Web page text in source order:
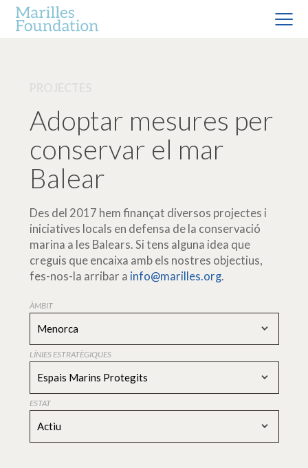
Adoptar mesures per
conservar el mar
Balear
Des del 2017 hem finançat diversos projectes i
iniciatives locals en defensa de la conservació
marina a les Balears. Si tens alguna idea que
creguis que encaixa amb els nostres objectius,
fes-nos-la arribar a info@marilles.org.
ÀMBIT
Menorca
LÍNIES ESTRATÈGIQUES
Espais Marins Protegits
ESTAT
Actiu